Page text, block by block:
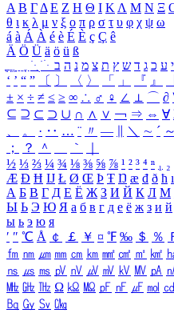
Α Β ΓΔ Ε Ζ Η Θ Ι ΚΛ Μ Ν Ξ
θ ι κ λ μ ν ξ ο π ρ σ τ υ φ χ ψ ω
á à Á À é è É È ç Ç ê
Ä Ö Ü ä ö ü ß
ִֶֹ ֻּ ׁׂ י ע כ ג ד ש ץ ת צ מ נ ה ב
‘ ’ “ ” 〔 〕 〈 〉 「 」 『 』
± × ÷ ≠ ≤ ≥ ∞ ∴ ♂ ♀ ∠ ⊥ ⌒ ∂
⊆ ⊇ ⊂ ⊃ ∪ ∩ ∧ ∨ ￢ ⇒ ⇔ ∀
、
。 · ‥ … ¨ 〃 ― ＼ ∼ ´ ～
；
？ ＾ ｀
½ ⅓ ⅔ ¼ ¾ ⅛ ⅜ ⅝ ⅞ ¹ ² ³ ⁴ ⁿ ₁ ₂
Æ Ð Ħ Ĳ Ł Ø Œ Þ Ŧ Ŋ æ đ ð ħ ı
А Б В Г Д Е Ё Ж З И Й К Л М
Ы Ь Э Ю Я а б в г д е ё ж з и й
ы ь э ю я
′ ″ ℃ Å ￠ ￡ ￥ ¤ ℉ ‰ ＄ ％
㎙ ㎚ ㎛ ㎜ ㎝ ㎞ ㎟ ㎠ ㎡ ㎢
㎱ ㎲ ㎳ ㎴ ㎵ ㎶ ㎷ ㎸ ㎹ ㎀
㎒ ㎓ ㎔ Ω ㏀ ㏁ ㎊ ㎋ ㎌ ㏖ ㏅
㏃ ㏉ ㏜ ㏆